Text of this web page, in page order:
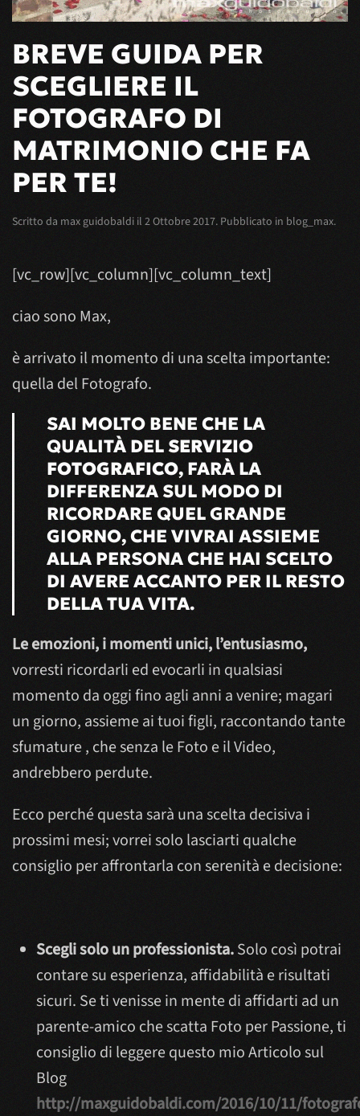
BREVE GUIDA PER
SCEGLIERE IL
FOTOGRAFO DI
MATRIMONIO CHE FA
PER TE!
Scritto da max guidobaldi il 2 Ottobre 2017. Pubblicato in blog_max.
[vc_row][vc_column][vc_column_text]
ciao sono Max,
è arrivato il momento di una scelta importante:
quella del Fotografo.
SAI MOLTO BENE CHE LA
QUALITÀ DEL SERVIZIO
FOTOGRAFICO, FARÀ LA
DIFFERENZA SUL MODO DI
RICORDARE QUEL GRANDE
GIORNO, CHE VIVRAI ASSIEME
ALLA PERSONA CHE HAI SCELTO
DI AVERE ACCANTO PER IL RESTO
DELLA TUA VITA.
Le emozioni, i momenti unici, l’entusiasmo,
vorresti ricordarli ed evocarli in qualsiasi
momento da oggi fino agli anni a venire; magari
un giorno, assieme ai tuoi figli, raccontando tante
sfumature , che senza le Foto e il Video,
andrebbero perdute.
Ecco perché questa sarà una scelta decisiva i
prossimi mesi; vorrei solo lasciarti qualche
consiglio per affrontarla con serenità e decisione:
Scegli solo un professionista.Solo così potrai
contare su esperienza, affidabilità e risultati
sicuri. Se ti venisse in mente di affidarti ad un
parente-amico che scatta Foto per Passione, ti
consiglio di leggere questo mio Articolo sul
Blog
http://maxguidobaldi.com/2016/10/11/